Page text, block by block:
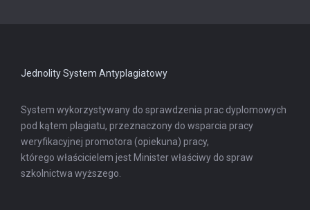
Jednolity System Antyplagiatowy
System wykorzystywany do sprawdzenia prac dyplomowych
pod kątem plagiatu, przeznaczony do wsparcia pracy
weryfikacyjnej promotora (opiekuna) pracy,
którego właścicielem jest Minister właściwy do spraw
szkolnictwa wyższego.